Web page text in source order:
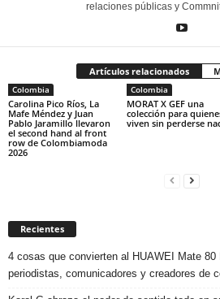
relaciones públicas y
Artículos relacionados
Colombia
Carolina Pico Ríos, La
Mafe Méndez y Juan
Pablo Jaramillo llevaron
el second hand al front
row de Colombiamoda
2026
Colombia
MORAT X GEF una
colección para
viven sin perderse
Recientes
4 cosas que convierten al HUAWEI Mate 80
periodistas, comunicadores y creadores de